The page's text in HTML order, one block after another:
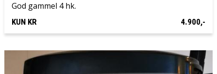
God gammel 4 hk.
KUN KR 4.900,-